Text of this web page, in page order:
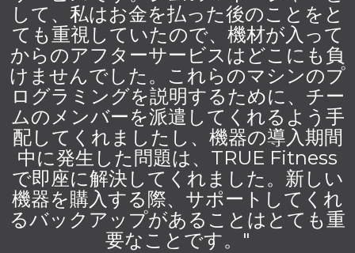
して、私はお金を払った後のことをと
ても重視していたので、機材が入って
からのアフターサービスはどこにも負
けませんでした。これらのマシンのプ
ログラミングを説明するために、チー
ムのメンバーを派遣してくれるよう手
配してくれましたし、機器の導入期間
中に発生した問題は、TRUE Fitness
で即座に解決してくれました。新しい
機器を購入する際、サポートしてくれ
るバックアップがあることはとても重
要なことです。"